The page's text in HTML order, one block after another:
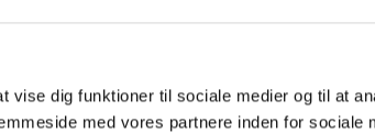
vise dig funktioner til sociale medier og til at
med vores partnere inden for sociale